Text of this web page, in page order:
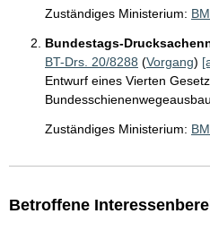
Zuständiges Ministerium:
Bundestags-
BT-Drs. 20/8288 (Vorgang)
Entwurf eines Vierten
Zuständiges Ministerium:
Betroffene